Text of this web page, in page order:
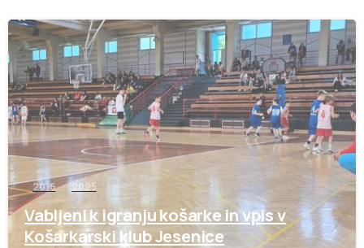
-
2016 2025
Vabljeni k igranju košarke in vpis v
Košarkarski klub Jesenice